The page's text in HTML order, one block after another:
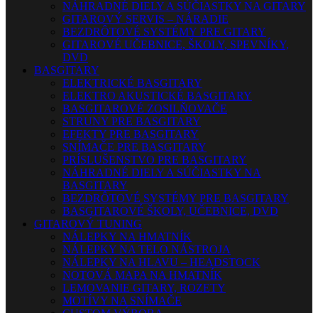
NÁHRADNÉ DIELY A SÚČIASTKY NA GITARY
GITAROVÝ SERVIS – NÁRADIE
BEZDRÔTOVÉ SYSTÉMY PRE GITARY
GITAROVÉ UČEBNICE, ŠKOLY, SPEVNÍKY,
DVD
BASGITARY
ELEKTRICKÉ BASGITARY
ELEKTRO AKUSTICKÉ BASGITARY
BASGITAROVÉ ZOSILŇOVAČE
STRUNY PRE BASGITARY
EFEKTY PRE BASGITARY
SNÍMAČE PRE BASGITARY
PRÍSLUŠENSTVO PRE BASGITARY
NÁHRADNÉ DIELY A SÚČIASTKY NA
BASGITARY
BEZDRÔTOVÉ SYSTÉMY PRE BASGITARY
BASGITAROVÉ ŠKOLY, UČEBNICE, DVD
GITAROVÝ TUNING
NÁLEPKY NA HMATNÍK
NÁLEPKY NA TELO NÁSTROJA
NÁLEPKY NA HLAVU – HEADSTOCK
NOTOVÁ MAPA NA HMATNÍK
LEMOVANIE GITARY, ROZETY
MOTÍVY NA SNÍMAČE